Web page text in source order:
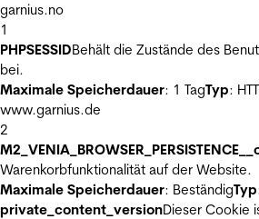
garnius.no
1
PHPSESSIDBehält die Zustände des
bei.
Maximale Speicherdauer: 1 TagTyp:
www.garnius.de
2
Warenkorbfunktionalität auf der Website.
Maximale Speicherdauer: BeständigTyp
private_content_versionDieser Cookie